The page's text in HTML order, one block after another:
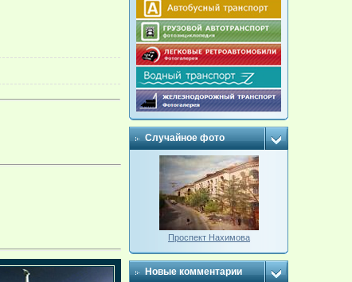
Случайное фото
Проспект Нахимова
Новые комментарии